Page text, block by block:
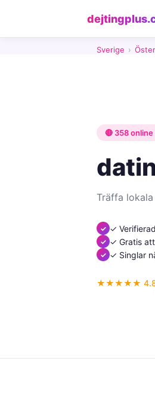
Sverige ›
🔴 358 online
Träffa
✓
✓ Gratis
✓ Singlar
★★★★★ 4.8/